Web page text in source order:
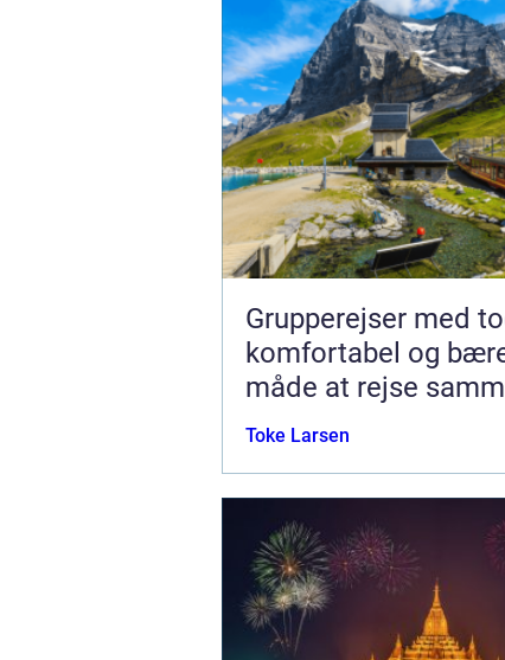
Grupperejser med
komfortabel og
måde at rejse
Toke Larsen